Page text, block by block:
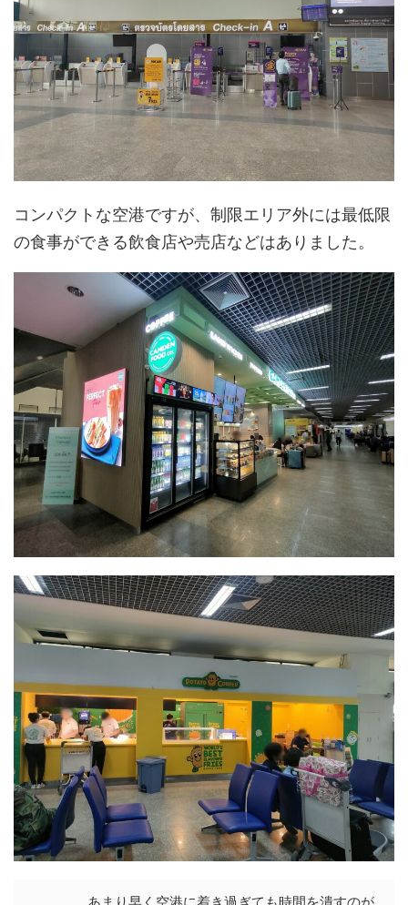
コンパクトな空港ですが、制限エリア外には最低限
の食事ができる飲食店や売店などはありました。
あまり早く空港に着き過ぎても時間を潰すのが